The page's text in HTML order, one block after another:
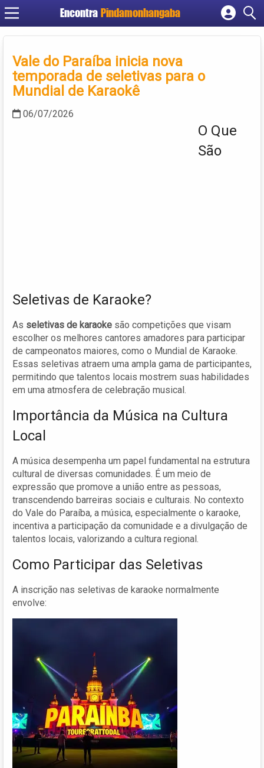
Encontra Pindamonhangaba
Cadastrar empresa
Criar conta
Vale do Paraíba inicia nova
temporada de seletivas para o
Mundial de Karaokê
06/07/2026
O Que
São
Seletivas de Karaoke?
As seletivas de karaoke são competições que visam
escolher os melhores cantores amadores para participar
de campeonatos maiores, como o Mundial de Karaoke.
Essas seletivas atraem uma ampla gama de participantes,
permitindo que talentos locais mostrem suas habilidades
em uma atmosfera de celebração musical.
Importância da Música na Cultura
Local
A música desempenha um papel fundamental na estrutura
cultural de diversas comunidades. É um meio de
expressão que promove a união entre as pessoas,
transcendendo barreiras sociais e culturais. No contexto
do Vale do Paraíba, a música, especialmente o karaoke,
incentiva a participação da comunidade e a divulgação de
talentos locais, valorizando a cultura regional.
Como Participar das Seletivas
A inscrição nas seletivas de karaoke normalmente
envolve: